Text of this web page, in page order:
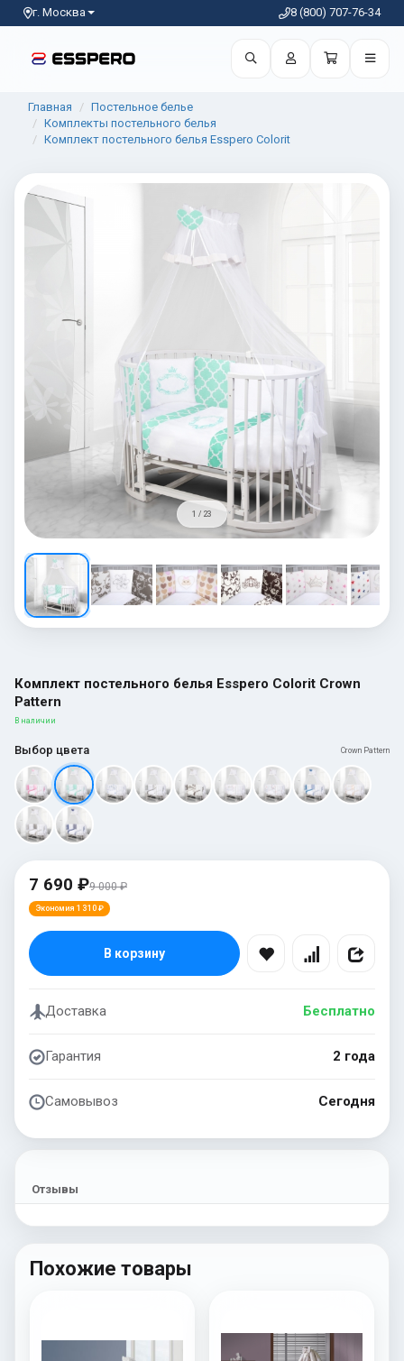
г. Москва 8 (800) 707-76-34
Главная
Постельное белье
Комплекты постельного белья
Комплект постельного белья Esspero Colorit
1 / 23
Комплект постельного белья Esspero Colorit Crown
Pattern
В наличии
Выбор цвета Crown Pattern
7 690 ₽9 000 ₽
Экономия 1 310 ₽
В корзину
Доставка Бесплатно
Гарантия 2 года
Самовывоз Сегодня
Отзывы
Похожие товары